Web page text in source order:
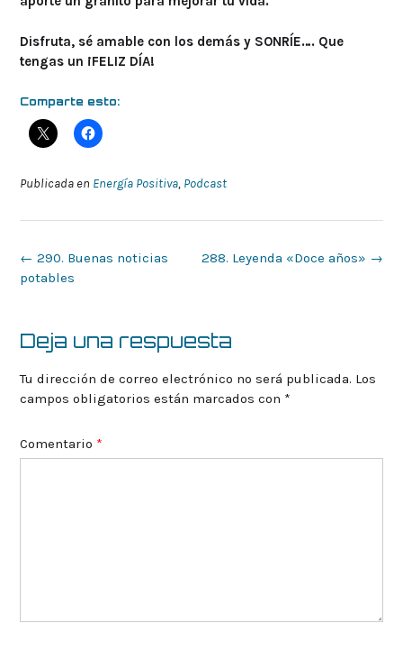
Disfruta, sé amable con los demás y SONRÍE…. Que
tengas un ¡FELIZ DÍA!
Comparte esto:
Publicada en Energía Positiva, Podcast
Navegación
de
288. Leyenda «Doce años» →
← 290. Buenas noticias
potables
Deja una respuesta
Tu dirección de correo electrónico no será publicada. Los
campos obligatorios están marcados con *
Comentario *